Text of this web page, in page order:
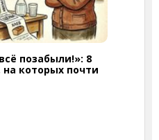
позабыли!»: 8
на которых почти